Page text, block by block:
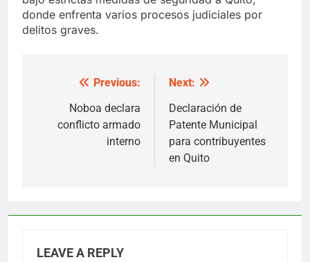
donde enfrenta varios procesos judiciales por
delitos graves.
navigation
Previous:
Noboa declara
conflicto armado
interno
Next:
Declaración de
Patente Municipal
para contribuyentes
en Quito
LEAVE A REPLY